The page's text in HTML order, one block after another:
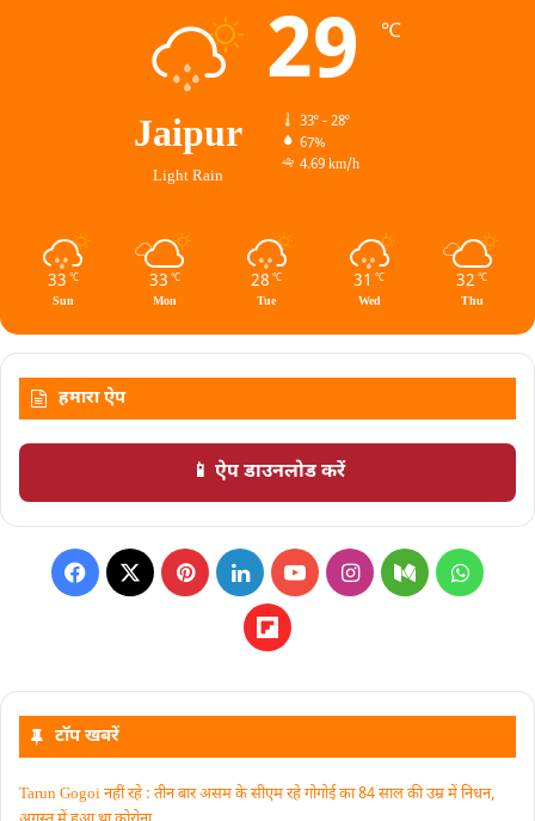
Jaipur
Light Rain
29 ℃
33º - 28º
67%
4.69 km/h
33 ℃
Sun
33 ℃
Mon
28 ℃
Tue
31 ℃
Wed
32 ℃
Thu
हमारा ऐप
📱 ऐप डाउनलोड करें
टॉप खबरें
Tarun Gogoi नहीं रहे : तीन बार असम के सीएम रहे गोगोई का 84 साल की उम्र में निधन,